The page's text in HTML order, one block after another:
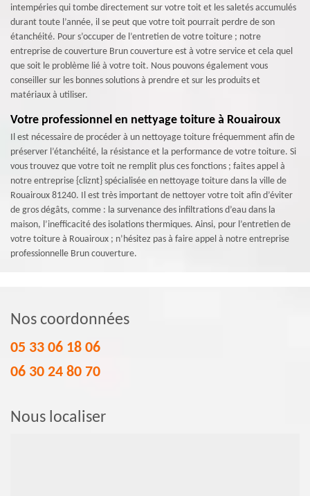
intempéries qui tombe directement sur votre toit et les saletés accumulés
durant toute l’année, il se peut que votre toit pourrait perdre de son
étanchéité. Pour s’occuper de l’entretien de votre toiture ; notre
entreprise de couverture Brun couverture est à votre service et cela quel
que soit le problème lié à votre toit. Nous pouvons également vous
conseiller sur les bonnes solutions à prendre et sur les produits et
matériaux à utiliser.
Votre professionnel en nettyage toiture à Rouairoux
Il est nécessaire de procéder à un nettoyage toiture fréquemment afin de
préserver l’étanchéité, la résistance et la performance de votre toiture. Si
vous trouvez que votre toit ne remplit plus ces fonctions ; faites appel à
notre entreprise {cliznt} spécialisée en nettoyage toiture dans la ville de
Rouairoux 81240. Il est très important de nettoyer votre toit afin d’éviter
de gros dégâts, comme : la survenance des infiltrations d’eau dans la
maison, l’inefficacité des isolations thermiques. Ainsi, pour l’entretien de
votre toiture à Rouairoux ; n’hésitez pas à faire appel à notre entreprise
professionnelle Brun couverture.
Nos coordonnées
05 33 06 18 06
06 30 24 80 70
Nous localiser